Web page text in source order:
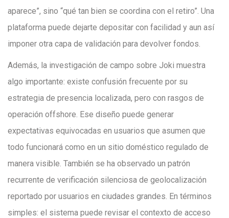
aparece”, sino “qué tan bien se coordina con el retiro”. Una
plataforma puede dejarte depositar con facilidad y aun así
imponer otra capa de validación para devolver fondos.
Además, la investigación de campo sobre Joki muestra
algo importante: existe confusión frecuente por su
estrategia de presencia localizada, pero con rasgos de
operación offshore. Ese diseño puede generar
expectativas equivocadas en usuarios que asumen que
todo funcionará como en un sitio doméstico regulado de
manera visible. También se ha observado un patrón
recurrente de verificación silenciosa de geolocalización
reportado por usuarios en ciudades grandes. En términos
simples: el sistema puede revisar el contexto de acceso